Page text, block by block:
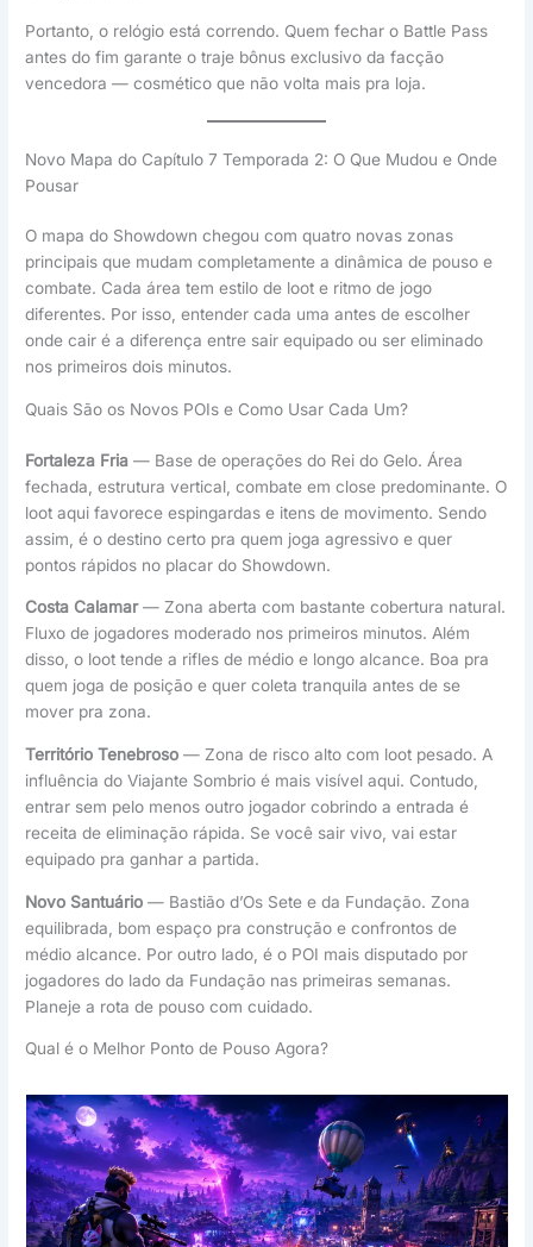
Portanto, o relógio está correndo. Quem fechar o Battle Pass
antes do fim garante o traje bônus exclusivo da facção
vencedora — cosmético que não volta mais pra loja.
Novo Mapa do Capítulo 7 Temporada 2: O Que Mudou e Onde
Pousar
O mapa do Showdown chegou com quatro novas zonas
principais que mudam completamente a dinâmica de pouso e
combate. Cada área tem estilo de loot e ritmo de jogo
diferentes. Por isso, entender cada uma antes de escolher
onde cair é a diferença entre sair equipado ou ser eliminado
nos primeiros dois minutos.
Quais São os Novos POIs e Como Usar Cada Um?
Fortaleza Fria — Base de operações do Rei do Gelo. Área
fechada, estrutura vertical, combate em close predominante. O
loot aqui favorece espingardas e itens de movimento. Sendo
assim, é o destino certo pra quem joga agressivo e quer
pontos rápidos no placar do Showdown.
Costa Calamar— Zona aberta com bastante cobertura natural.
Fluxo de jogadores moderado nos primeiros minutos. Além
disso, o loot tende a rifles de médio e longo alcance. Boa pra
quem joga de posição e quer coleta tranquila antes de se
mover pra zona.
Território Tenebroso — Zona de risco alto com loot pesado. A
influência do Viajante Sombrio é mais visível aqui. Contudo,
entrar sem pelo menos outro jogador cobrindo a entrada é
receita de eliminação rápida. Se você sair vivo, vai estar
equipado pra ganhar a partida.
Novo Santuário — Bastião d’Os Sete e da Fundação. Zona
equilibrada, bom espaço pra construção e confrontos de
médio alcance. Por outro lado, é o POI mais disputado por
jogadores do lado da Fundação nas primeiras semanas.
Planeje a rota de pouso com cuidado.
Qual é o Melhor Ponto de Pouso Agora?